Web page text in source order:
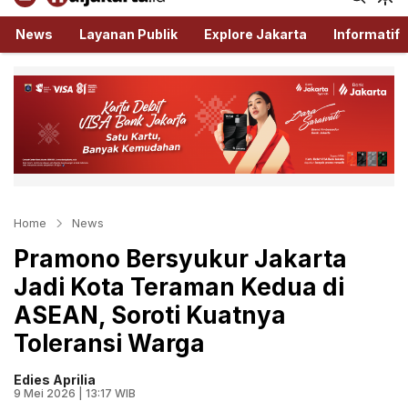
Haijakarta.id
Semua Tentang Jakarta Ada Disini!
News Layanan Publik Explore Jakarta Informatif
Home News
Pramono Bersyukur Jakarta
Jadi Kota Teraman Kedua di
ASEAN, Soroti Kuatnya
Toleransi Warga
Edies Aprilia
9 Mei 2026 | 13:17 WIB